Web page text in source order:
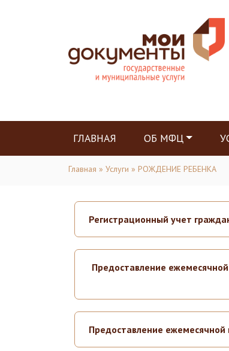
ГЛАВНАЯ ОБ МФЦ
Главная » Услуги » РОЖДЕНИЕ РЕБЕНКА
Регистрационный учет
Предоставление
Предоставление ежемесячной